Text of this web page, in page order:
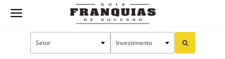
Guia
Oportunidades e tendências Publieditorial